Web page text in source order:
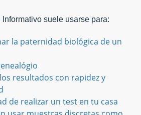
Informativo suele usarse para:
la paternidad biológica de un
resultados con rapidez y
de realizar un test en tu casa